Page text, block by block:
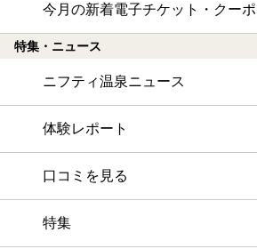
今月の新着電子チケット・クー
特集・ニュース
ニフティ温泉ニュース
体験レポート
口コミを見る
特集